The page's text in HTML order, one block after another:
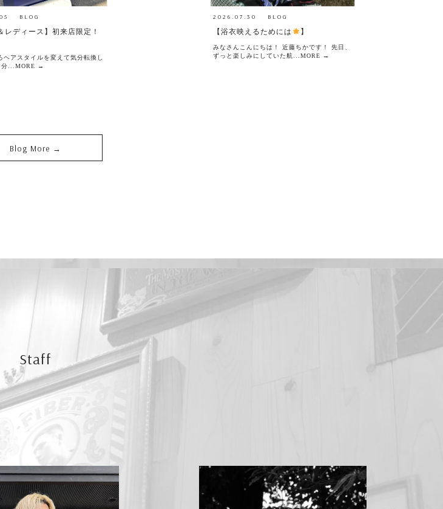
BLOG
レディース】初来店限定！
ヘアスタイルを変えて気分転換し
分...MORE →
2026.07.30 BLOG
【浴衣映えるためには 】
みなさんこんにちは！ 近藤ちかです！ 先日、
ずっと楽しみにしていた航...MORE →
Blog More →
Staff